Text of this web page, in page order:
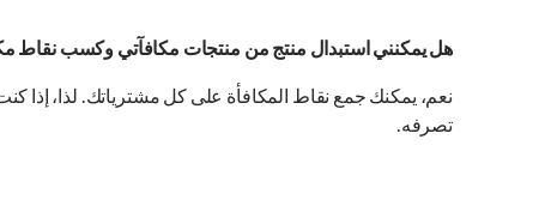
هل يمكنني استبدال منتج من منتجات مكافآتي وكسب نقاط
تصرفه.